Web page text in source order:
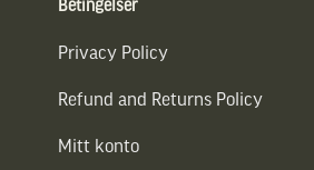
Betingelser
Privacy Policy
Refund and Returns Policy
Mitt konto